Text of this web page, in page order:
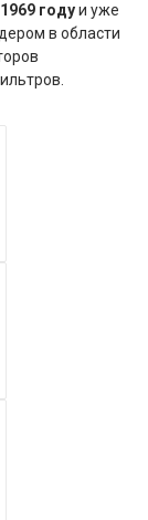
годуи уже
в области